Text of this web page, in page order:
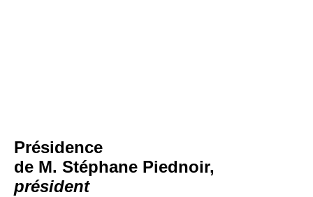
Présidence
de M. Stéphane Piednoir,
président